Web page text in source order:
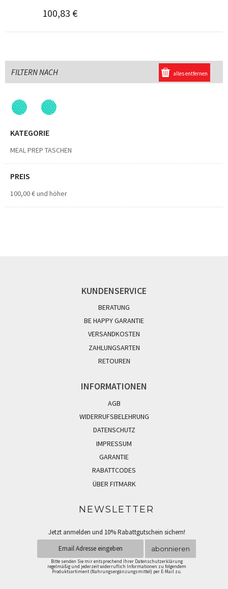
100,83 €
FILTERN NACH alles entfernen
KATEGORIE
MEAL PREP TASCHEN
PREIS
100,00 €und höher
KUNDENSERVICE
BERATUNG
BE HAPPY GARANTIE
VERSANDKOSTEN
ZAHLUNGSARTEN
RETOUREN
INFORMATIONEN
AGB
WIDERRUFSBELEHRUNG
DATENSCHUTZ
IMPRESSUM
GARANTIE
RABATTCODES
ÜBER FITMARK
NEWSLETTER
Jetzt anmelden und 10% Rabattgutschein sichern!
abonnieren
Bitte senden Sie mir entsprechend Ihrer Datenschutzerklärung
regelmäßig und jederzeit widerruflich Informationen zu folgendem
Produktsortiment (Nahrungsergänzungsmittel) per E-Mail zu.